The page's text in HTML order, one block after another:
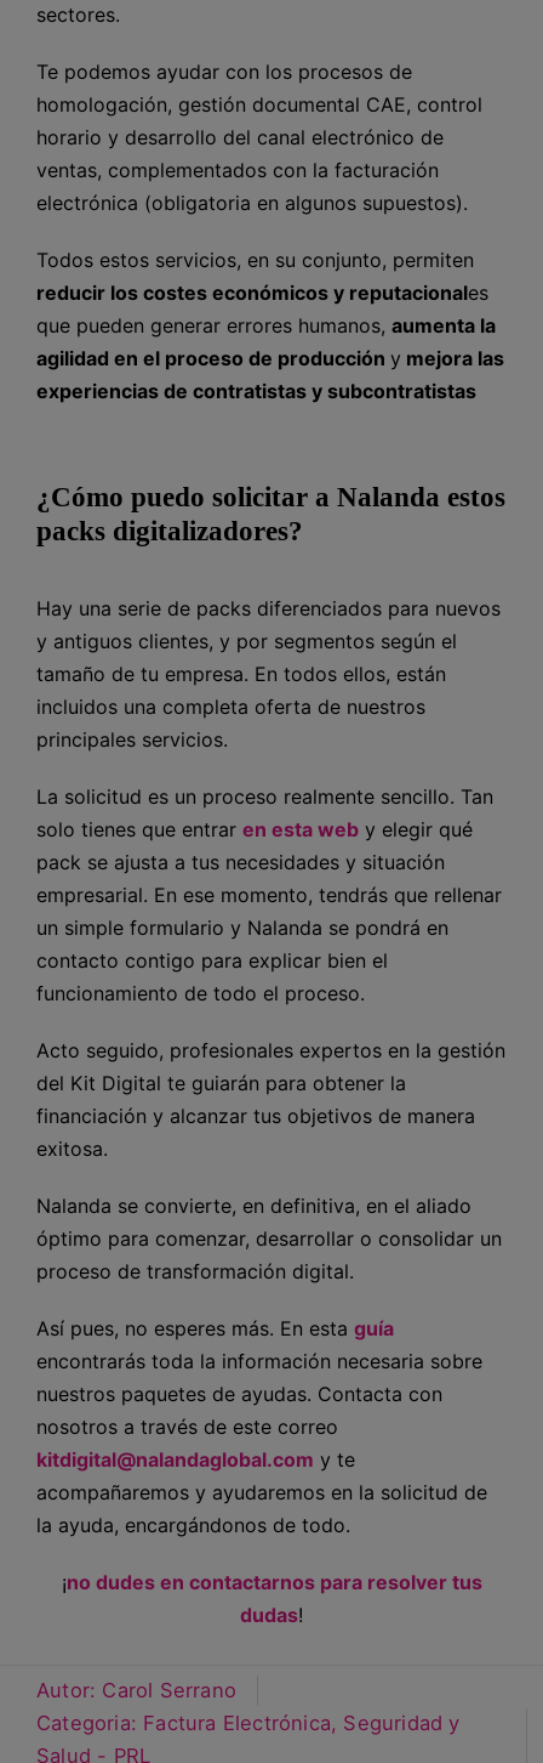
sectores.
Te podemos ayudar con los procesos de
homologación, gestión documental CAE, control
horario y desarrollo del canal electrónico de
ventas, complementados con la facturación
electrónica (obligatoria en algunos supuestos).
Todos estos servicios, en su conjunto, permiten
reducir los costes económicos y reputacionales
que pueden generar errores humanos, aumenta la
agilidad en el proceso de producción y mejora las
experiencias de contratistas y subcontratistas
¿Cómo puedo solicitar a Nalanda estos
packs digitalizadores?
Hay una serie de packs diferenciados para nuevos
y antiguos clientes, y por segmentos según el
tamaño de tu empresa. En todos ellos, están
incluidos una completa oferta de nuestros
principales servicios.
La solicitud es un proceso realmente sencillo. Tan
solo tienes que entrar en esta web y elegir qué
pack se ajusta a tus necesidades y situación
empresarial. En ese momento, tendrás que rellenar
un simple formulario y Nalanda se pondrá en
contacto contigo para explicar bien el
funcionamiento de todo el proceso.
Acto seguido, profesionales expertos en la gestión
del Kit Digital te guiarán para obtener la
financiación y alcanzar tus objetivos de manera
exitosa.
Nalanda se convierte, en definitiva, en el aliado
óptimo para comenzar, desarrollar o consolidar un
proceso de transformación digital.
Así pues, no esperes más. En esta guía
encontrarás toda la información necesaria sobre
nuestros paquetes de ayudas. Contacta con
nosotros a través de este correo
kitdigital@nalandaglobal.com y te
acompañaremos y ayudaremos en la solicitud de
la ayuda, encargándonos de todo.
¡no dudes en contactarnos para resolver tus
dudas!
Autor: Carol Serrano
Categoria: Factura Electrónica, Seguridad y
Salud - PRL